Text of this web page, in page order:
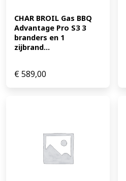
CHAR BROIL Gas BBQ
Advantage Pro S3 3
branders en 1
zijbrand...
€589,00